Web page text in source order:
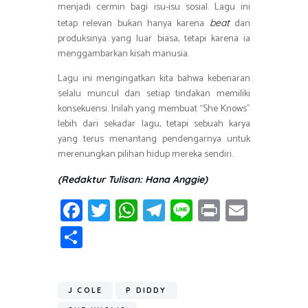
menjadi cermin bagi isu-isu sosial. Lagu ini
tetap relevan bukan hanya karena beatdan
produksinya yang luar biasa, tetapi karena ia
menggambarkan kisah manusia.
Lagu ini mengingatkan kita bahwa kebenaran
selalu muncul dan setiap tindakan memiliki
konsekuensi. Inilah yang membuat “She Knows”
lebih dari sekadar lagu, tetapi sebuah karya
yang terus menantang pendengarnya untuk
merenungkan pilihan hidup mereka sendiri.
(Redaktur Tulisan: Hana Anggie)
Fa
ce
ok
T
wi
W
h
A
T
el
Li
n
Pr
in
ar
J COLE P DIDDY